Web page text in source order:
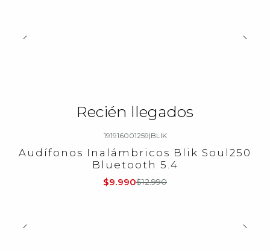
Recién llegados
-23%OFF
191916001259|BLIK
Audífonos Inalámbricos Blik Soul250
Bluetooth 5.4
$9.990$12.990